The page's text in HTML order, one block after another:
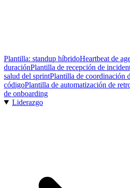
Plantilla: standup híbridoHeartbeat de
duraciónPlantilla de recepción de
salud del sprintPlantilla de coordinación
códigoPlantilla de automatización de
de onboarding
Liderazgo